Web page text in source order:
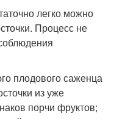
легко можно
Процесс не
плодового саженца
из уже
порчи фруктов;